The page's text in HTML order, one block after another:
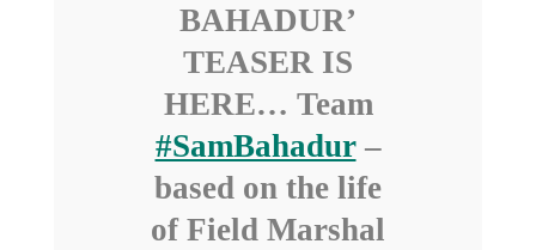
BAHADUR’
TEASER IS
HERE… Team
#SamBahadur–
based on the life
of Field Marshal